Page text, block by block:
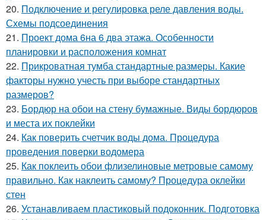
20. Подключение и регулировка реле давления воды.
Схемы подсоединения
21. Проект дома 6на 6 два этажа. Особенности
планировки и расположения комнат
22. Прикроватная тумба стандартные размеры. Какие
факторы нужно учесть при выборе стандартных
размеров?
23. Бордюр на обои на стену бумажные. Виды бордюров
и места их поклейки
24. Как поверить счетчик воды дома. Процедура
проведения поверки водомера
25. Как поклеить обои флизелиновые метровые самому
правильно. Как наклеить самому? Процедура оклейки
стен
26. Устанавливаем пластиковый подоконник. Подготовка